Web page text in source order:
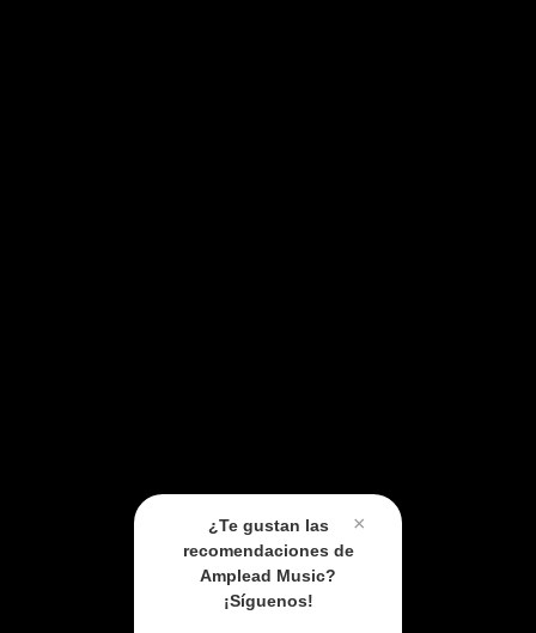
×
¿Te gustan las
recomendaciones de
Amplead Music?
¡Síguenos!